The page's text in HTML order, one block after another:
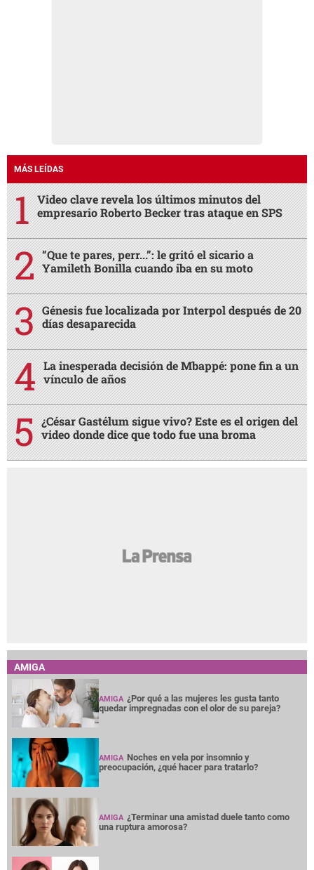
MÁS LEÍDAS
Video clave revela los últimos minutos del
empresario Roberto Becker tras ataque en SPS
“Que te pares, perr...”: le gritó el sicario a
Yamileth Bonilla cuando iba en su moto
Génesis fue localizada por Interpol después de 20
días desaparecida
La inesperada decisión de Mbappé: pone fin a un
vínculo de años
¿César Gastélum sigue vivo? Este es el origen del
video donde dice que todo fue una broma
AMIGA
AMIGA ¿Por qué a las mujeres les gusta tanto
quedar impregnadas con el olor de su pareja?
AMIGA Noches en vela por insomnio y
preocupación, ¿qué hacer para tratarlo?
AMIGA ¿Terminar una amistad duele tanto como
una ruptura amorosa?